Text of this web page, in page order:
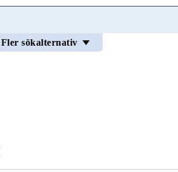
Fler sökalternativ